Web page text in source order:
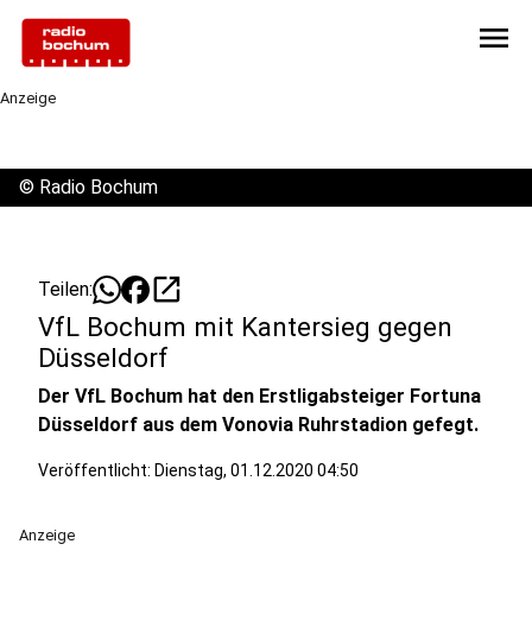
menu
Anzeige
© Radio Bochum
Teilen: open_in_new
VfL Bochum mit Kantersieg gegen
Düsseldorf
Der VfL Bochum hat den Erstligabsteiger Fortuna
Düsseldorf aus dem Vonovia Ruhrstadion gefegt.
Veröffentlicht: Dienstag, 01.12.2020 04:50
Anzeige